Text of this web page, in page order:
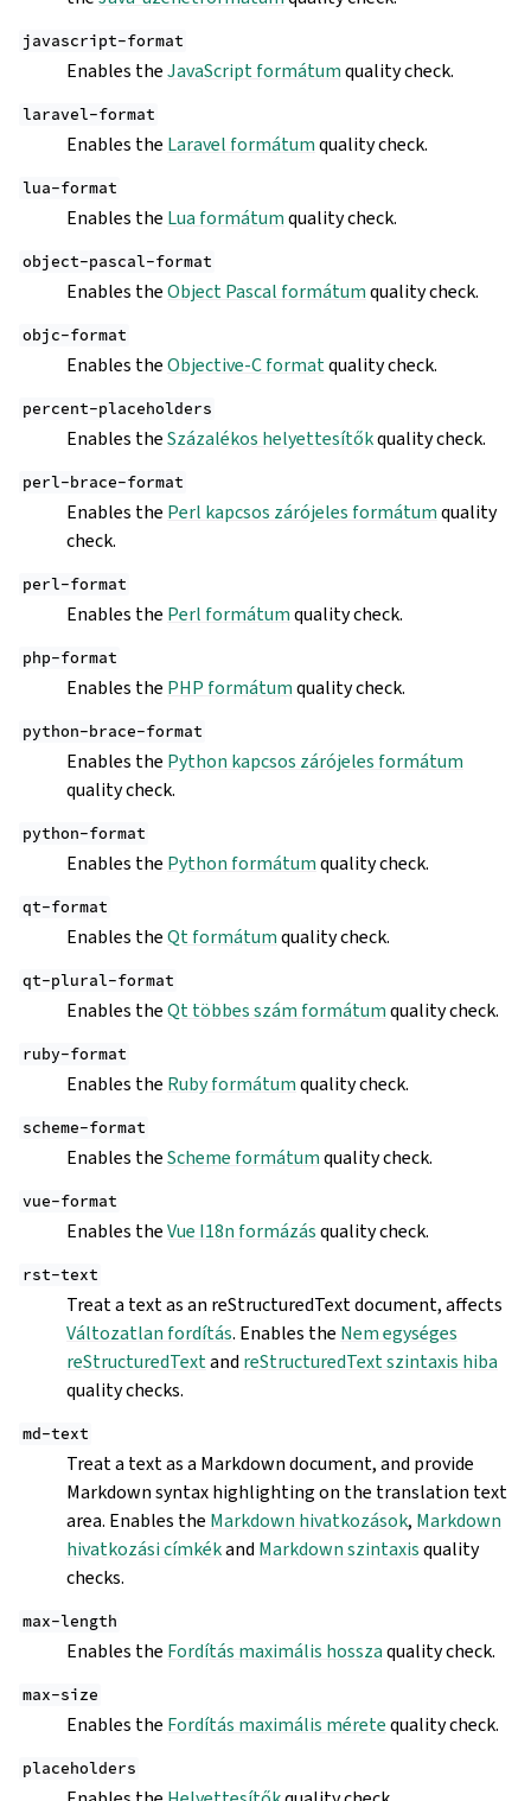
javascript-format
Enables theJavaScript formátumquality check.
laravel-format
Enables the Laravel formátumquality check.
lua-format
Enables the Lua formátumquality check.
object-pascal-format
Enables theObject Pascal formátumquality check.
objc-format
Enables theObjective-C formatquality check.
percent-placeholders
Enables theSzázalékos helyettesítőkquality check.
perl-brace-format
Enables the Perl kapcsos zárójeles formátumquality
check.
perl-format
Enables the Perl formátumquality check.
php-format
Enables the PHP formátumquality check.
python-brace-format
Enables the Python kapcsos zárójeles formátum
quality check.
python-format
Enables the Python formátumquality check.
qt-format
Enables theQt formátumquality check.
qt-plural-format
Enables theQt többes szám formátumquality check.
ruby-format
Enables the Ruby formátumquality check.
scheme-format
Enables theScheme formátumquality check.
vue-format
Enables theVue I18n formázásquality check.
rst-text
Treat a text as an reStructuredText document, affects
Változatlan fordítás. Enables the Nem egységes
reStructuredTextand reStructuredText szintaxis hiba
quality checks.
md-text
Treat a text as a Markdown document, and provide
Markdown syntax highlighting on the translation text
area. Enables the Markdown hivatkozások, Markdown
hivatkozási címkékand Markdown szintaxisquality
checks.
max-length
Enables the Fordítás maximális hosszaquality check.
max-size
Enables the Fordítás maximális méretequality check.
placeholders